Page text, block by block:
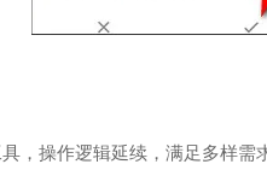
，操作逻辑延续，满足多样需